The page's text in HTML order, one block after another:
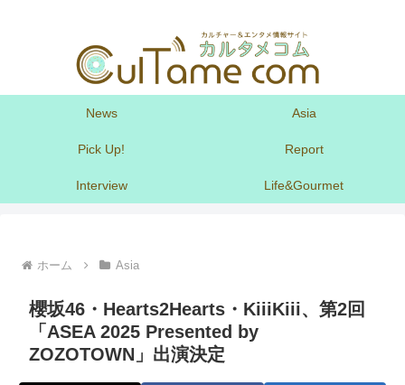
News Asia
Pick Up! Report
Interview Life&Gourmet
ホーム Asia
櫻坂46・Hearts2Hearts・KiiiKiii、第2回
「ASEA 2025 Presented by
ZOZOTOWN」出演決定